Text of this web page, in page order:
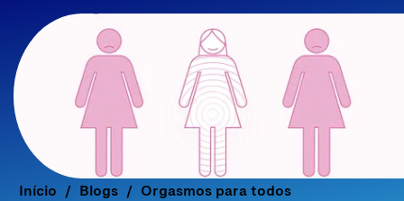
Início Blogs Orgasmos para todos